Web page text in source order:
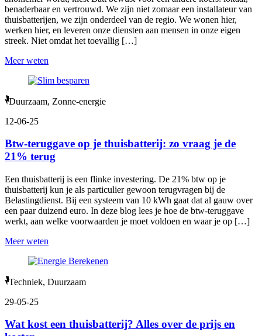
benaderbaar en vertrouwd. We zijn niet zomaar een installateur van
thuisbatterijen, we zijn onderdeel van de regio. We wonen hier,
werken hier, en leveren onze diensten aan mensen in onze eigen
streek. Niet omdat het toevallig […]
Meer weten
Duurzaam, Zonne-energie
12-06-25
Btw-teruggave op je thuisbatterij: zo vraag je de
21% terug
Een thuisbatterij is een flinke investering. De 21% btw op je
thuisbatterij kun je als particulier gewoon terugvragen bij de
Belastingdienst. Bij een systeem van 10 kWh gaat dat al gauw over
een paar duizend euro. In deze blog lees je hoe de btw-teruggave
werkt, aan welke voorwaarden je moet voldoen en waar je op […]
Meer weten
Techniek, Duurzaam
29-05-25
Wat kost een thuisbatterij? Alles over de prijs en